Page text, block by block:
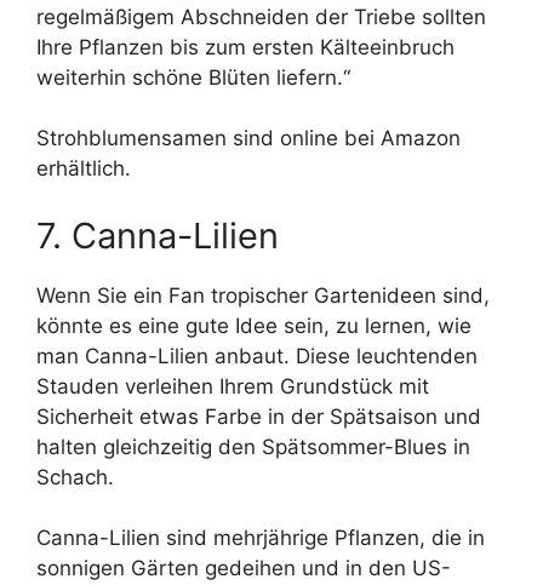
regelmäßigem Abschneiden der Triebe sollten
Ihre Pflanzen bis zum ersten Kälteeinbruch
weiterhin schöne Blüten liefern.“
Strohblumensamen sind online bei Amazon
erhältlich.
7. Canna-Lilien
Wenn Sie ein Fan tropischer Gartenideen sind,
könnte es eine gute Idee sein, zu lernen, wie
man Canna-Lilien anbaut. Diese leuchtenden
Stauden verleihen Ihrem Grundstück mit
Sicherheit etwas Farbe in der Spätsaison und
halten gleichzeitig den Spätsommer-Blues in
Schach.
Canna-Lilien sind mehrjährige Pflanzen, die in
sonnigen Gärten gedeihen und in den US-